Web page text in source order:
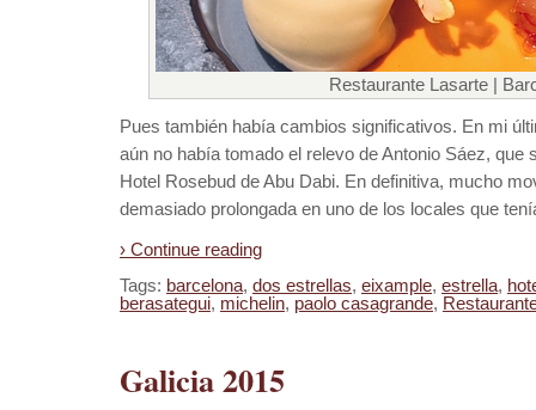
Restaurante Lasarte |
Pues también había cambios significativos. En mi
aún no había tomado el relevo de Antonio Sáez, que
Hotel Rosebud de Abu Dabi. En definitiva, mucho
demasiado prolongada en uno de los locales que
› Continue reading
Tags: barcelona, dos estrellas, eixample, estrella,
berasategui, michelin, paolo casagrande,
Galicia 2015